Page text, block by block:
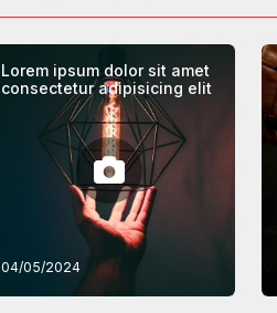
Lorem ipsum dolor sit amet
consectetur adipisicing elit
04/05/2024